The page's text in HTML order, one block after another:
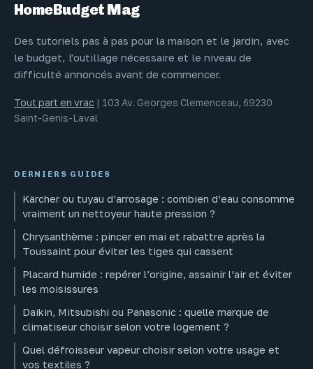
HomeBudget Mag
Des tutoriels pas à pas pour la maison et le jardin, avec
le budget, l'outillage nécessaire et le niveau de
difficulté annoncés avant de commencer.
Tout part en vrac | 103 Av. Georges Clemenceau, 69230
Saint-Genis-Laval
DERNIERS GUIDES
Kärcher ou tuyau d’arrosage : combien d’eau consomme
vraiment un nettoyeur haute pression ?
Chrysanthème : pincer en mai et rabattre après la
Toussaint pour éviter les tiges qui cassent
Placard humide : repérer l’origine, assainir l’air et éviter
les moisissures
Daikin, Mitsubishi ou Panasonic : quelle marque de
climatiseur choisir selon votre logement ?
Quel défroisseur vapeur choisir selon votre usage et
vos textiles ?